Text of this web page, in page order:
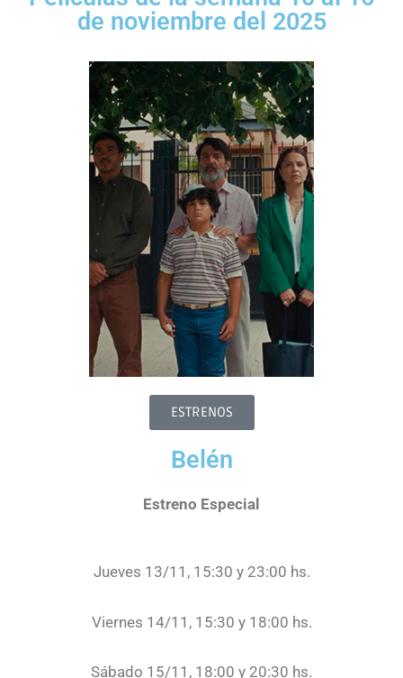
de noviembre del 2025
ESTRENOS
Belén
Estreno Especial
Jueves 13/11, 15:30 y 23:00 hs.
Viernes 14/11, 15:30 y 18:00 hs.
Sábado 15/11, 18:00 y 20:30 hs.